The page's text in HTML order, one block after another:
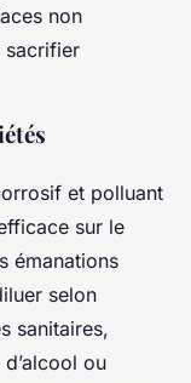
non
sacrifier
et polluant
sur le
émanations
selon
sanitaires,
ou